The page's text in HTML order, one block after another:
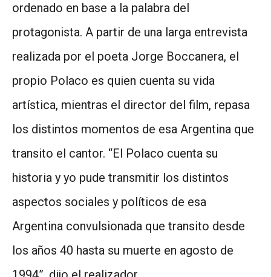
ordenado en base a la palabra del
protagonista. A partir de una larga entrevista
realizada por el poeta Jorge Boccanera, el
propio Polaco es quien cuenta su vida
artística, mientras el director del film, repasa
los distintos momentos de esa Argentina que
transito el cantor. “El Polaco cuenta su
historia y yo pude transmitir los distintos
aspectos sociales y políticos de esa
Argentina convulsionada que transito desde
los años 40 hasta su muerte en agosto de